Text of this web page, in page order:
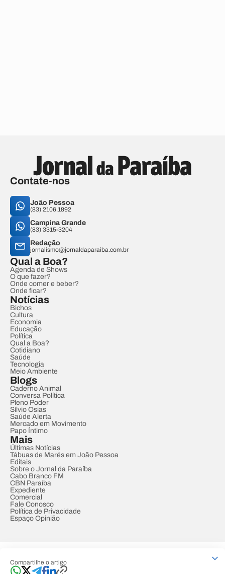
Compartilhe o artigo
Contate-nos
João Pessoa
(83) 2106.1892
Campina Grande
(83) 3315-3204
Redação
jornalismo@jornaldaparaiba.com.br
Qual a Boa?
Agenda de Shows
O que fazer?
Onde comer e beber?
Onde ficar?
Notícias
Bichos
Cultura
Economia
Educação
Política
Qual a Boa?
Cotidiano
Saúde
Tecnologia
Meio Ambiente
Blogs
Caderno Animal
Conversa Política
Pleno Poder
Sílvio Osias
Saúde Alerta
Mercado em Movimento
Papo Íntimo
Mais
Últimas Notícias
Tábuas de Marés em João Pessoa
Editais
Sobre o Jornal da Paraíba
Cabo Branco FM
CBN Paraíba
Expediente
Comercial
Fale Conosco
Política de Privacidade
Espaço Opinião